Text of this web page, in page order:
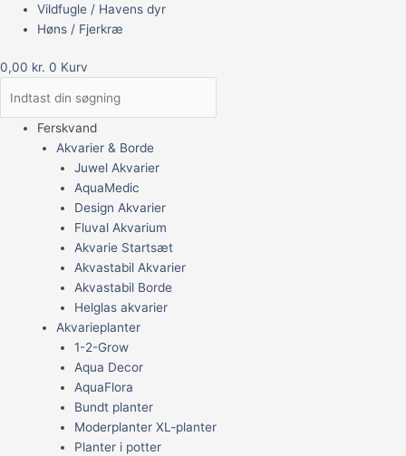
Vildfugle / Havens dyr
Høns / Fjerkræ
0,00 kr. 0 Kurv
Ferskvand
Akvarier & Borde
Juwel Akvarier
AquaMedic
Design Akvarier
Fluval Akvarium
Akvarie Startsæt
Akvastabil Akvarier
Akvastabil Borde
Helglas akvarier
Akvarieplanter
1-2-Grow
Aqua Decor
AquaFlora
Bundt planter
Moderplanter XL-planter
Planter i potter